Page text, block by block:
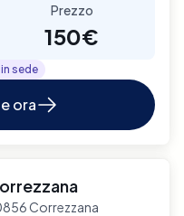
Prezzo
150€
sede
ora
Correzzana